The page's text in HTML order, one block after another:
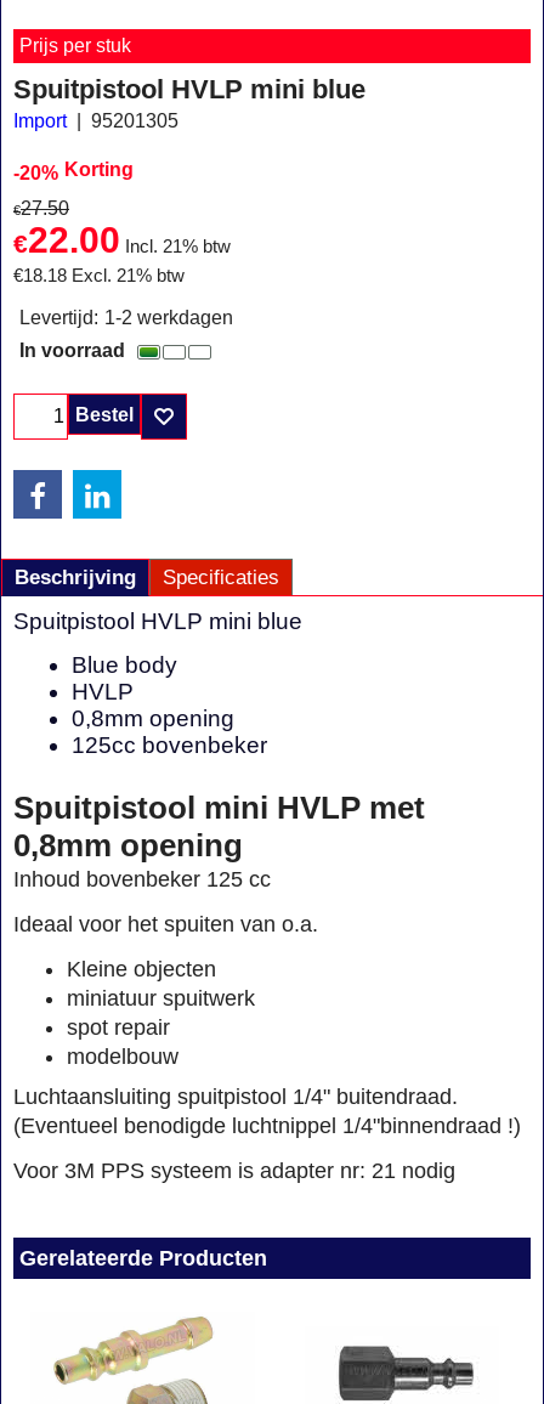
Prijs per stuk
Spuitpistool HVLP mini blue
Import 95201305
-20% Korting
€27.50
€22.00
Incl. 21% btw
€18.18 Excl. 21% btw
Levertijd: 1-2 werkdagen
In voorraad
Bestel
Beschrijving Specificaties
Spuitpistool HVLP mini blue
Blue body
HVLP
0,8mm opening
125cc bovenbeker
Spuitpistool mini HVLP met
0,8mm opening
Inhoud bovenbeker 125 cc
Ideaal voor het spuiten van o.a.
Kleine objecten
miniatuur spuitwerk
spot repair
modelbouw
Luchtaansluiting spuitpistool 1/4" buitendraad.
(Eventueel benodigde luchtnippel 1/4"binnendraad !)
Voor 3M PPS systeem is adapter nr: 21 nodig
Gerelateerde Producten